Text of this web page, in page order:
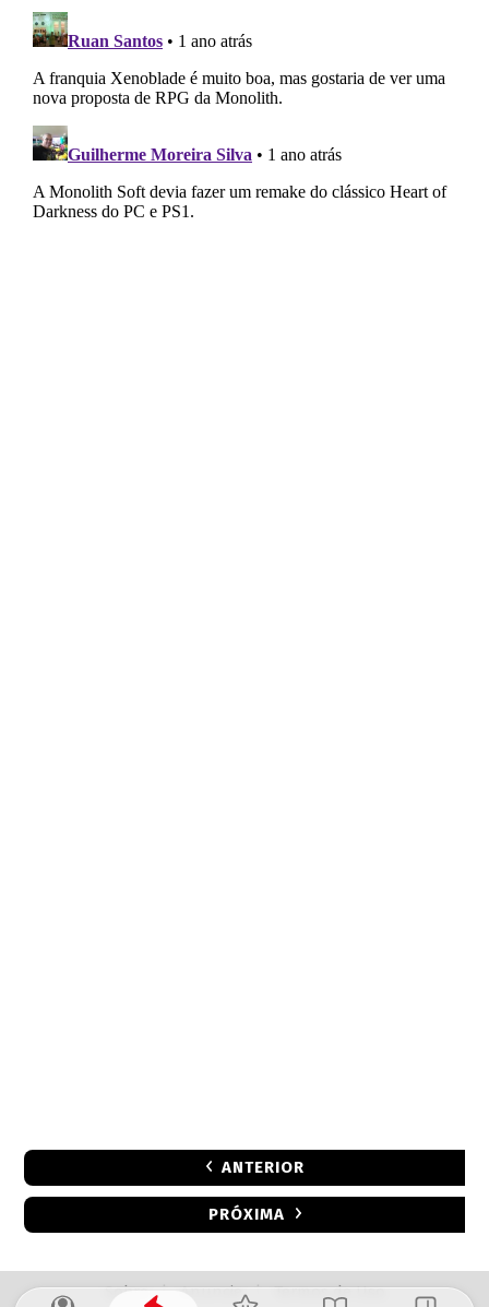
ANTERIOR
PRÓXIMA
Sobre | Anuncie | Termos de Uso